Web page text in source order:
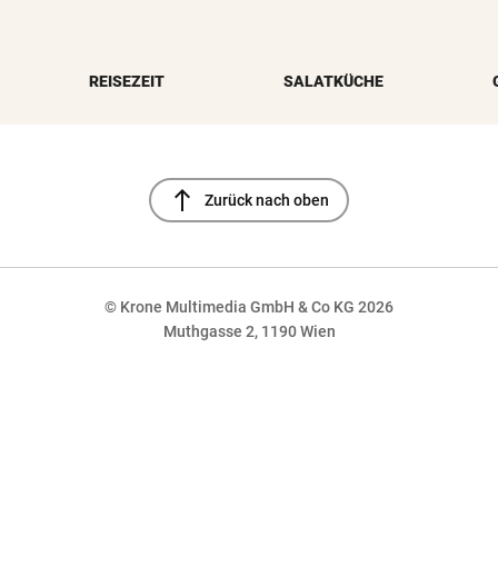
REISEZEIT SALATKÜCHE
north Zurück nach oben
© Krone Multimedia GmbH & Co KG 2026
Muthgasse 2, 1190 Wien